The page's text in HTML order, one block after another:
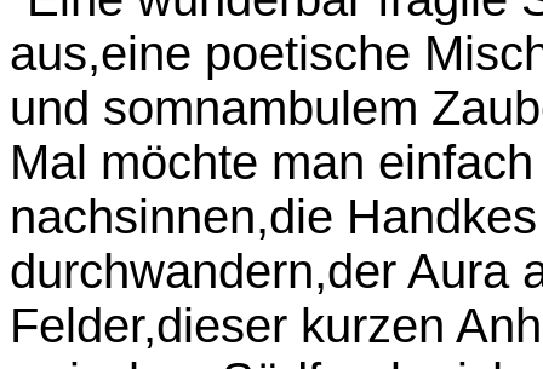
aus,eine poetische
und somnambulem
Mal möchte man
nachsinnen,die
durchwandern,der Aura
Felder,dieser kurzen